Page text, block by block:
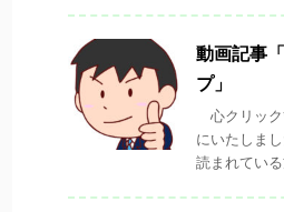
動画記事
プ」
心クリック
にいたしま
読まれてい